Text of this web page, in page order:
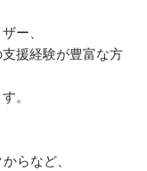
ー、
援経験が豊富な方
。
らなど、